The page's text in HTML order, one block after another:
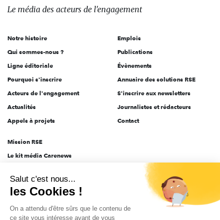
des
l'engagement
Le média des acteurs de l'engagement
Notre histoire
Qui sommes-nous ?
Ligne éditoriale
Pourquoi s'inscrire
Acteurs de l'engagement
Actualités
Appels à projets
Emplois
Publications
Évènements
Annuaire des solutions RSE
S'inscrire aux newsletters
Journalistes et rédacteurs
Contact
Mission RSE
Le kit média Carenews
AEF info
Novethic
PRODURABLE
Salut c'est nous...
les Cookies !
On a attendu d'être sûrs que le contenu de
ce site vous intéresse avant de vous